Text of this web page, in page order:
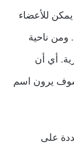
للأعضاء
ناحية
أي أن
سوف يرون اسم
على